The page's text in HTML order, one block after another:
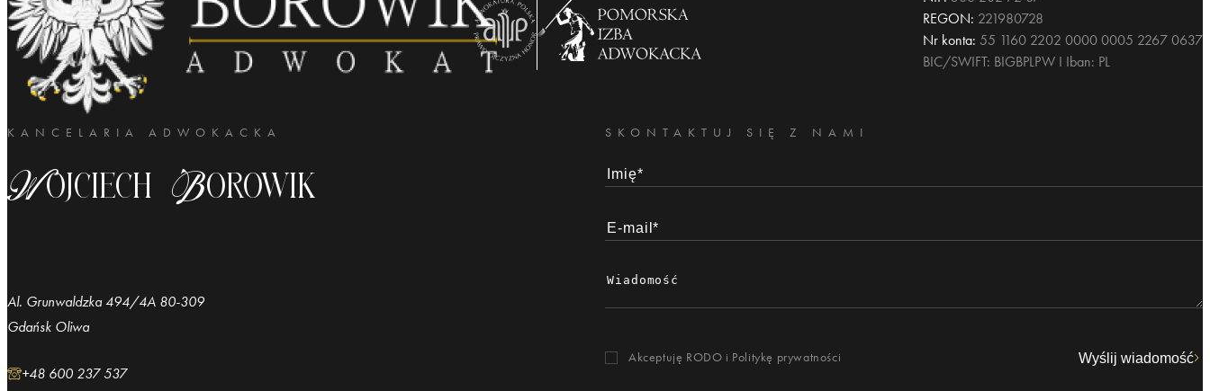
REGON: 221980728
Nr konta: 55 1160 2202 0000 0005 2267 0637
BIC/SWIFT: BIGBPLPW I Iban: PL
KANCELARIA ADWOKACKA
Wojciech Borowik
Al. Grunwaldzka 494/4A 80-309
Gdańsk Oliwa
+48 600 237 537
SKONTAKTUJ SIĘ Z NAMI
Akceptuję RODO i Politykę prywatności Wyślij wiadomość